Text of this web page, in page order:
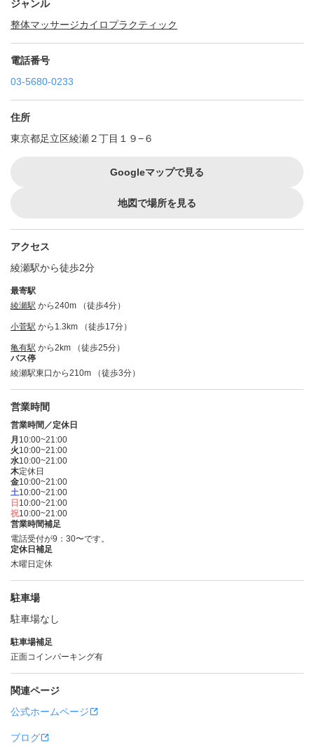
ジャンル
整体マッサージカイロプラクティック
電話番号
03-5680-0233
住所
東京都足立区綾瀬２丁目１９−６
Googleマップで見る
地図で場所を見る
アクセス
綾瀬駅から徒歩2分
最寄駅
綾瀬駅 から240m （徒歩4分）
小菅駅 から1.3km （徒歩17分）
亀有駅 から2km （徒歩25分）
バス停
綾瀬駅東口から210m （徒歩3分）
営業時間
営業時間／定休日
月 10:00~21:00
火10:00~21:00
水10:00~21:00
木定休日
金10:00~21:00
土10:00~21:00
日 10:00~21:00
祝10:00~21:00
営業時間補足
電話受付が9：30〜です。
定休日補足
木曜日定休
駐車場
駐車場なし
駐車場補足
正面コインパーキング有
関連ページ
公式ホームページ
ブログ